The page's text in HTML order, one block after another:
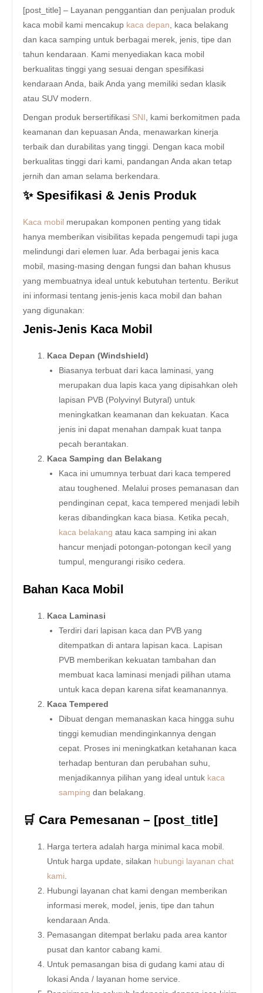
[post_title] – Layanan penggantian dan penjualan produk
kaca mobil kami mencakup kaca depan , kaca belakang
dan kaca samping untuk berbagai merek, jenis, tipe dan
tahun kendaraan. Kami menyediakan kaca mobil
berkualitas tinggi yang sesuai dengan spesifikasi
kendaraan Anda, baik Anda yang memiliki sedan klasik
atau SUV modern.
Dengan produk bersertifikasi SNI
, kami berkomitmen pada
keamanan dan kepuasan Anda, menawarkan kinerja
terbaik dan durabilitas yang tinggi. Dengan kaca mobil
berkualitas tinggi dari kami, pandangan Anda akan tetap
jernih dan aman selama berkendara.
✨ Spesifikasi & Jenis Produk
Kaca mobil merupakan komponen penting yang tidak
hanya memberikan visibilitas kepada pengemudi tapi juga
melindungi dari elemen luar. Ada berbagai jenis kaca
mobil, masing-masing dengan fungsi dan bahan khusus
yang membuatnya ideal untuk kebutuhan tertentu. Berikut
ini informasi tentang jenis-jenis kaca mobil dan bahan
yang digunakan:
Jenis-Jenis Kaca Mobil
Kaca Depan (Windshield)
Biasanya terbuat dari kaca laminasi, yang
merupakan dua lapis kaca yang dipisahkan oleh
lapisan PVB (Polyvinyl Butyral) untuk
meningkatkan keamanan dan kekuatan. Kaca
jenis ini dapat menahan dampak kuat tanpa
pecah berantakan.
Kaca Samping dan Belakang
Kaca ini umumnya terbuat dari kaca tempered
atau toughened. Melalui proses pemanasan dan
pendinginan cepat, kaca tempered menjadi lebih
keras dibandingkan kaca biasa. Ketika pecah,
kaca belakang atau kaca samping ini akan
hancur menjadi potongan-potongan kecil yang
tumpul, mengurangi risiko cedera.
Bahan Kaca Mobil
Kaca Laminasi
Terdiri dari lapisan kaca dan PVB yang
ditempatkan di antara lapisan kaca. Lapisan
PVB memberikan kekuatan tambahan dan
membuat kaca laminasi menjadi pilihan utama
untuk kaca depan karena sifat keamanannya.
Kaca Tempered
Dibuat dengan memanaskan kaca hingga suhu
tinggi kemudian mendinginkannya dengan
cepat. Proses ini meningkatkan ketahanan kaca
terhadap benturan dan perubahan suhu,
menjadikannya pilihan yang ideal untuk kaca
samping dan belakang.
🛒 Cara Pemesanan – [post_title]
Harga tertera adalah harga minimal kaca mobil.
Untuk harga update, silakan hubungi layanan chat
kami
Hubungi layanan chat kami dengan memberikan
informasi merek, model, jenis, tipe dan tahun
kendaraan Anda.
Pemasangan ditempat berlaku pada area kantor
pusat dan kantor cabang kami.
Untuk pemasangan bisa di gudang kami atau di
lokasi Anda / layanan home service.